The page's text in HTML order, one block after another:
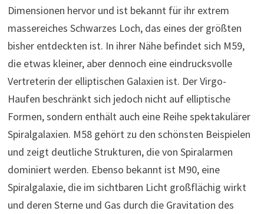
Dimensionen hervor und ist bekannt für ihr extrem
massereiches Schwarzes Loch, das eines der größten
bisher entdeckten ist. In ihrer Nähe befindet sich M59,
die etwas kleiner, aber dennoch eine eindrucksvolle
Vertreterin der elliptischen Galaxien ist. Der Virgo-
Haufen beschränkt sich jedoch nicht auf elliptische
Formen, sondern enthält auch eine Reihe spektakulärer
Spiralgalaxien. M58 gehört zu den schönsten Beispielen
und zeigt deutliche Strukturen, die von Spiralarmen
dominiert werden. Ebenso bekannt ist M90, eine
Spiralgalaxie, die im sichtbaren Licht großflächig wirkt
und deren Sterne und Gas durch die Gravitation des